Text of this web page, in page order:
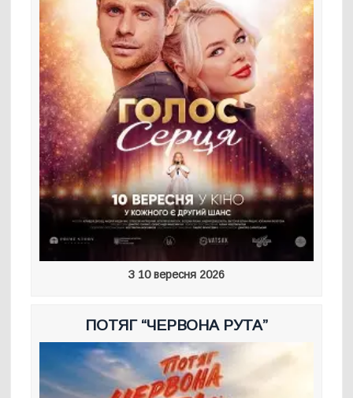
З 10 вересня 2026
ПОТЯГ “ЧЕРВОНА РУТА”